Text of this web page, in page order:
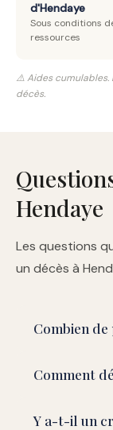
d'Hendaye
Sous conditions
ressources
⚠️ Aides cumulables.
décès.
Hendaye
Les questions
un décès à
Combien de
Comment
Y a-t-il un